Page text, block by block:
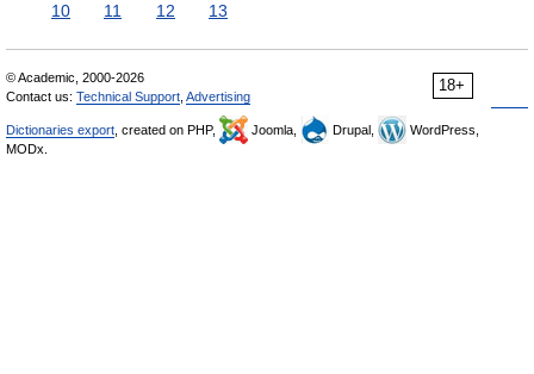
10
11 12 13
18+
© Academic, 2000-2026
Contact us: Technical Support Advertising
Dictionaries export , created on PHP, Joomla, Drupal,
WordPress,
MODx.